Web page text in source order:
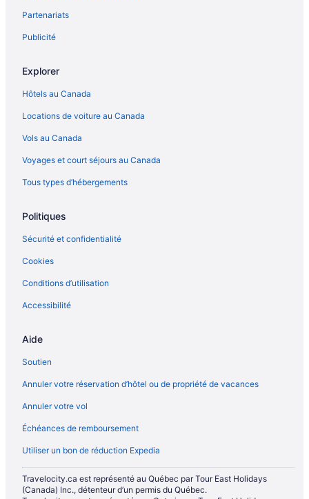
Partenariats
Publicité
Explorer
Hôtels au Canada
Locations de voiture au Canada
Vols au Canada
Voyages et court séjours au Canada
Tous types d’hébergements
Politiques
Sécurité et confidentialité
Cookies
Conditions d’utilisation
Accessibilité
Aide
Soutien
Annuler votre réservation d’hôtel ou de propriété de vacances
Annuler votre vol
Échéances de remboursement
Utiliser un bon de réduction Expedia
Travelocity.ca est représenté au Québec par Tour East Holidays
(Canada) Inc., détenteur d’un permis du Québec.